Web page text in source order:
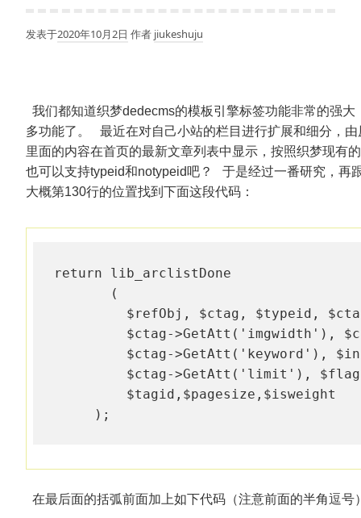
发表于2020年10月2日 作者 jiukeshuju
我们都知道织梦dedecms的模板引擎标签功能非常的强
多功能了。
最近在对自己小站的栏目进行扩展和细分，
里面的内容在首页的最新文章列表中显示，按照织梦现有
也可以支持typeid和notypeid吧？
于是经过一番研究，再
大概第130行的位置找到下面这段代码：
return lib_arclistDone
       (
$refObj, $ctag, $typeid,
$ctag->GetAtt('imgwidth'),
$ctag->GetAtt('keyword'),
$ctag->GetAtt('limit'),
在最后面的括弧前面加上如下代码（注意前面的半角逗号